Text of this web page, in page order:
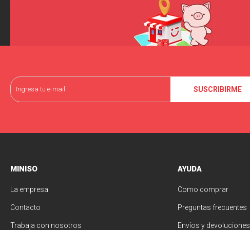
SUSCRIBIRME
MINISO
La empresa
Contacto
Trabaja con nosotros
AYUDA
Como comprar
Preguntas frecuentes
Envíos y devoluciones